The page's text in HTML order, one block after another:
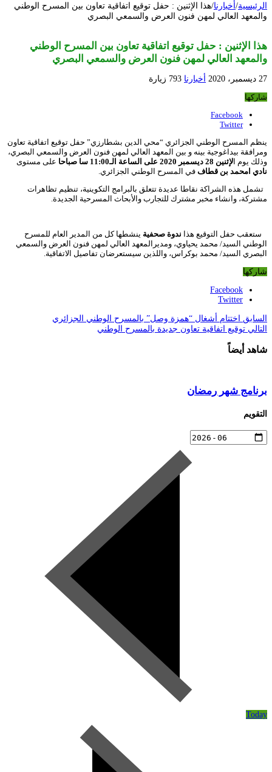
الرئيسية/ أخبارنا/هذا الإثنين : حفل توقيع اتفاقية تعاون بين المسرح الوطني
والمعهد العالي لمهن فنون العرض والسمعي البصري
هذا الإثنين : حفل توقيع اتفاقية تعاون بين المسرح الوطني
والمعهد العالي لمهن فنون العرض والسمعي البصري
27 ديسمبر، 2020 أخبارنا 793 زيارة
شاركها
Facebook
Twitter
ينظم المسرح الوطني الجزائري “محي الدين بشطارزي” حفل توقيع اتفاقية تعاون
ومرافقة بيداغوجية بينه و بين المعهد العالي لمهن فنون العرض والسمعي البصري،
وذلك يوم الإثنين 28 ديسمبر 2020 على الساعة الـ11:00 سا صباحا
على مستوى
نادي امحمد بن قطاف في المسرح الوطني الجزائري.
تشمل هذه الشراكة نقاطا عديدة تتعلق بالبرامج التكوينية، تنظيم تظاهرات
مشتركة، وانشاء مخبر مشترك للتجارب والأبحاث المسرحية الجديدة.
ستعقب حفل التوقيع هذا ندوة صحفية ينشطها كل من المدير العام للمسرح
الوطني السيد/ محمد يحياوي، ومديرالمعهد العالي لمهن فنون العرض والسمعي
البصري السيد/ محمد بوكراس، واللذين سيستعرضان تفاصيل الاتفاقية.
شاركها
Facebook
Twitter
السابق اختتام أشغال “همزة وصل” بالمسرح الوطني الجزائري
التالي توقيع اتفاقية تعاون جديدة بالمسرح الوطني
شاهد أيضاً
برنامج شهر رمضان
التقويم
Today